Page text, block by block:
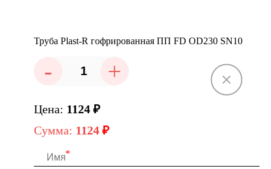
Труба Plast-R гофрированная ПП FD OD230 SN10
- +
Цена: 1124 ₽
Сумма: 1124 ₽